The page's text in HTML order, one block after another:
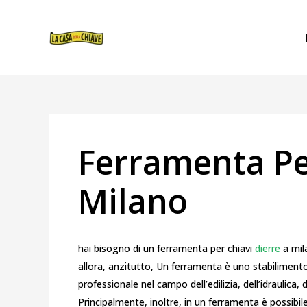
CONTENUTO
Ferramenta
Milano
hai bisogno di un ferramenta per chiavi dierre a
allora, anzitutto, Un ferramenta è uno
professionale nel campo dell’edilizia, dell’idraulica,
Principalmente, inoltre, in un ferramenta è